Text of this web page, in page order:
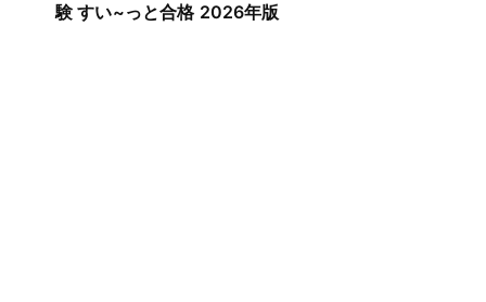
験 すい~っと合格 2026年版